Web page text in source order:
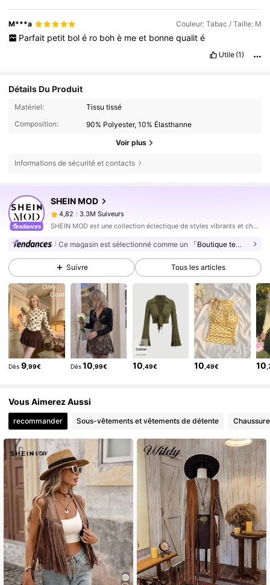
M***a Couleur: Tabac / Taille: M
Parfait petit bol é ro boh è me et bonne qualit é
Utile (1)
Détails Du Produit
Matériel:
Tissu tissé
Composition:
90% Polyester, 10% Élasthanne
Voir plus
Informations de sécurité et contacts
SHEIN MOD
n***l est en train de naviguer
4,82
3.3M Suiveurs
4,82 3.3M Suiveurs
4,82 3.3M Suiveurs
3.3M Suiveurs
4,82 3.3M Suiveurs
4,82 3.3M Suiveurs
4,82 3.3M Suiveurs
4,82 3.3M Suiveurs
SHEIN MOD est une collection éclectique de styles vibrants et chargés d’histoire pour des looks rétro amusants et brillants.
Ce magasin est sélectionné comme un 「Boutique tendance」
Suivre Tous les articles
Dès 9,99€ Dès 10,99€ 10,49€ 10,49€ 10
Vous Aimerez Aussi
recommander Sous-vêtements et vêtements de détente